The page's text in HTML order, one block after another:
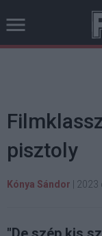
pisztoly
Kónya Sándor 2023